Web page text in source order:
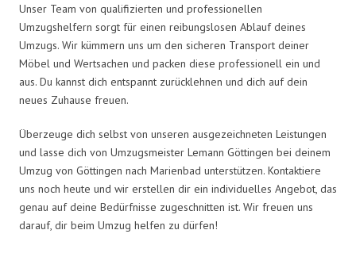
Unser Team von qualifizierten und professionellen
Umzugshelfern sorgt für einen reibungslosen Ablauf deines
Umzugs. Wir kümmern uns um den sicheren Transport deiner
Möbel und Wertsachen und packen diese professionell ein und
aus. Du kannst dich entspannt zurücklehnen und dich auf dein
neues Zuhause freuen.
Überzeuge dich selbst von unseren ausgezeichneten Leistungen
und lasse dich von Umzugsmeister Lemann Göttingen bei deinem
Umzug von Göttingen nach Marienbad unterstützen. Kontaktiere
uns noch heute und wir erstellen dir ein individuelles Angebot, das
genau auf deine Bedürfnisse zugeschnitten ist. Wir freuen uns
darauf, dir beim Umzug helfen zu dürfen!